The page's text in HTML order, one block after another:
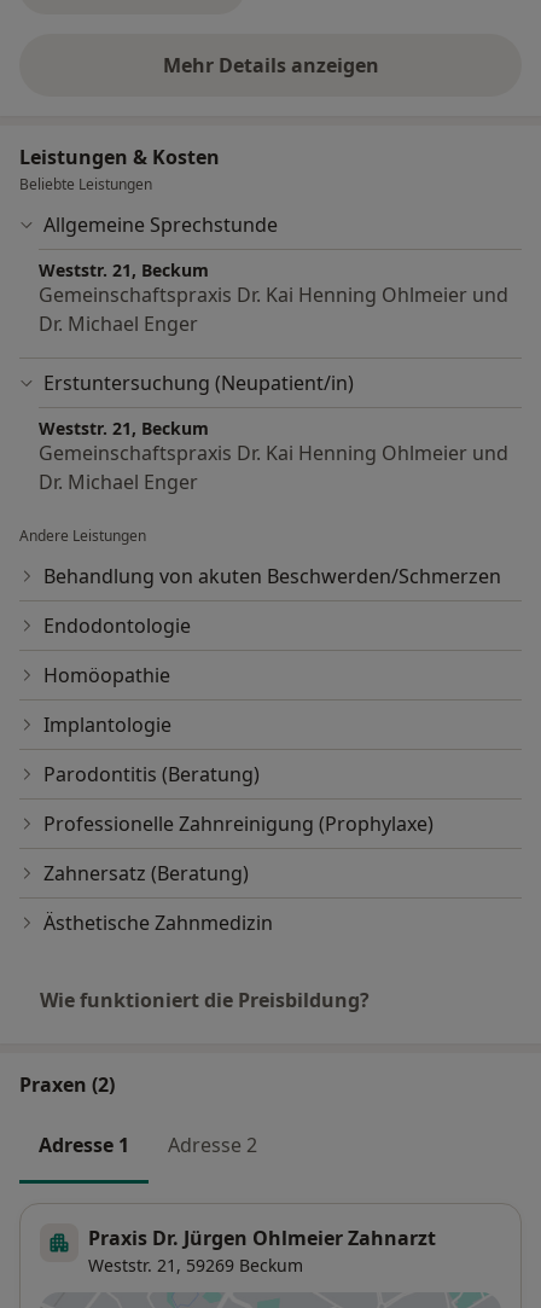
Mehr Details anzeigen
über Erfahrungen
Leistungen & Kosten
Beliebte Leistungen
Allgemeine Sprechstunde
Weststr. 21, Beckum
Gemeinschaftspraxis Dr. Kai Henning Ohlmeier und
Dr. Michael Enger
Erstuntersuchung (Neupatient/in)
Weststr. 21, Beckum
Gemeinschaftspraxis Dr. Kai Henning Ohlmeier und
Dr. Michael Enger
Andere Leistungen
Behandlung von akuten Beschwerden/Schmerzen
Endodontologie
Homöopathie
Implantologie
Parodontitis (Beratung)
Professionelle Zahnreinigung (Prophylaxe)
Zahnersatz (Beratung)
Ästhetische Zahnmedizin
Wie funktioniert die Preisbildung?
Praxen (2)
Adresse 1 Adresse 2
Praxis Dr. Jürgen Ohlmeier Zahnarzt
Weststr. 21, 59269 Beckum